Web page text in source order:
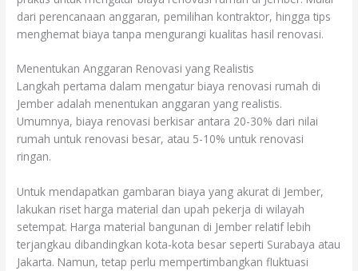
dari perencanaan anggaran, pemilihan kontraktor, hingga tips
menghemat biaya tanpa mengurangi kualitas hasil renovasi.
Menentukan Anggaran Renovasi yang Realistis
Langkah pertama dalam mengatur biaya renovasi rumah di
Jember adalah menentukan anggaran yang realistis.
Umumnya, biaya renovasi berkisar antara 20-30% dari nilai
rumah untuk renovasi besar, atau 5-10% untuk renovasi
ringan.
Untuk mendapatkan gambaran biaya yang akurat di Jember,
lakukan riset harga material dan upah pekerja di wilayah
setempat. Harga material bangunan di Jember relatif lebih
terjangkau dibandingkan kota-kota besar seperti Surabaya atau
Jakarta. Namun, tetap perlu mempertimbangkan fluktuasi